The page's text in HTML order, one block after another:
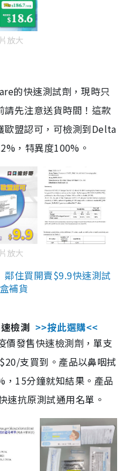
放大
的快速測試劑，現時只
先注意送貨時間！這款
歐盟認可，可檢測到Delta
，特異度100%。
放大
鄰住買開賣$9.9快速測試
補貨
檢測 >>按此選購<<
價發售快速檢測劑，單支
支買到。產品以鼻咽拭
，15分鐘就知結果。產品
速抗原測試通用名單。